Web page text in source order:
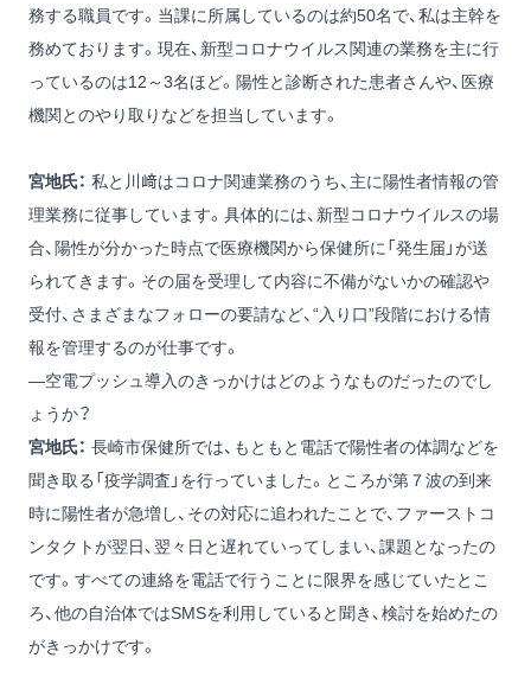
務する職員です。当課に所属しているのは約50名で、私は主幹を
務めております。現在、新型コロナウイルス関連の業務を主に行
っているのは12～3名ほど。陽性と診断された患者さんや、医療
機関とのやり取りなどを担当しています。
宮地氏： 私と川﨑はコロナ関連業務のうち、主に陽性者情報の管
理業務に従事しています。具体的には、新型コロナウイルスの場
合、陽性が分かった時点で医療機関から保健所に「発生届」が送
られてきます。その届を受理して内容に不備がないかの確認や
受付、さまざまなフォローの要請など、“入り口”段階における情
報を管理するのが仕事です。
―空電プッシュ導入のきっかけはどのようなものだったのでし
ょうか？
宮地氏： 長崎市保健所では、もともと電話で陽性者の体調などを
聞き取る「疫学調査」を行っていました。ところが第７波の到来
時に陽性者が急増し、その対応に追われたことで、ファーストコ
ンタクトが翌日、翌々日と遅れていってしまい、課題となったの
です。すべての連絡を電話で行うことに限界を感じていたとこ
ろ、他の自治体ではSMSを利用していると聞き、検討を始めたの
がきっかけです。